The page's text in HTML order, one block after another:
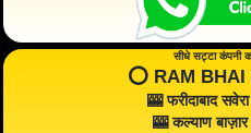
सीधे सट्टा कंपनी
⭕️ RAM
🎰 फरीदाबाद
🎰 कल्याण